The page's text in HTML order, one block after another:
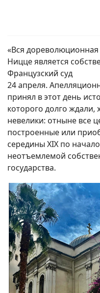
«Вся
Ницце является
Французский суд
24 апреля.
принял в этот день
которого долго
невелики: отныне все
построенные или
середины XIX по
неотъемлемой
государства.